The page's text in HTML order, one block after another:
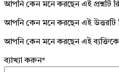
আপনি কেন মনে করছেন এই প্রশ্নটি
আপনি কেন মনে করছেন এই উত্তরটি
আপনি কেন মনে করছেন এই ব্যক্তিকে
ব্যাখ্যা করুন*